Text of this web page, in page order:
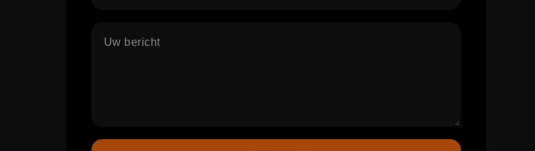
Uw bericht